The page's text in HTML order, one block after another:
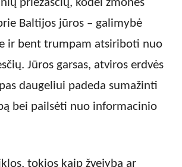
priežasčių, kodėl žmonės
Baltijos jūros – galimybė
ir bent trumpam atsiriboti nuo
Jūros garsas, atviros erdvės
daugeliui padeda sumažinti
bei pailsėti nuo informacinio
tokios kaip žvejyba ar